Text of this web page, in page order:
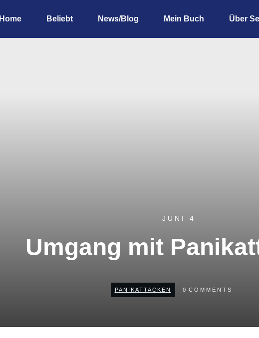
Home Beliebt News/Blog Mein Buch Über
JUNI 4
Umgang mit
PANIKATTACKEN 0 COMMENTS